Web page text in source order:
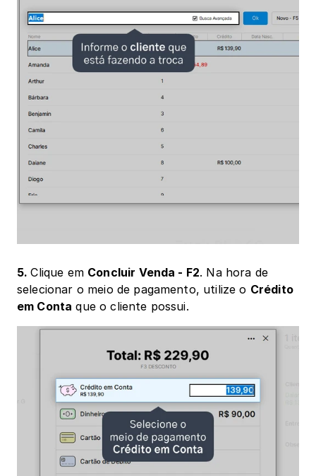
5. Clique em Concluir Venda - F2. Na hora de
selecionar o meio de pagamento, utilize o Crédito
em Conta que o cliente possui.